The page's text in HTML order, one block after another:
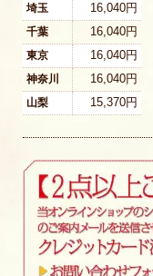
埼玉 16,040円
千葉 16,040円
東京 16,040円
神奈川 16,040円
山梨 15,370円